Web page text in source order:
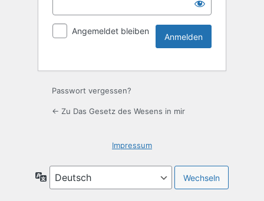
Angemeldet bleiben
Passwort vergessen?
← Zu Das Gesetz des Wesens in mir
Impressum
Sprache